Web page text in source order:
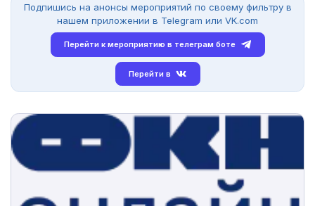
Подпишись на анонсы мероприятий по своему фильтру в
нашем приложении в Telegram или VK.com
Перейти к мероприятию в телеграм боте
Перейти в